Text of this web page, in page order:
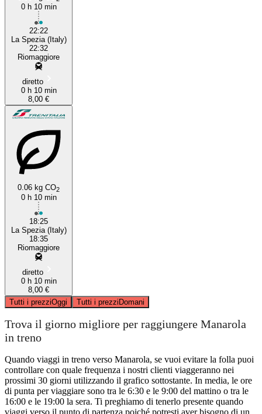
0 h 10 min
22:22
La Spezia (Italy)
22:32
Riomaggiore
diretto
0 h 10 min
8,00 €
0.06 kg CO2
0 h 10 min
18:25
La Spezia (Italy)
18:35
Riomaggiore
diretto
0 h 10 min
8,00 €
Tutti i prezziOggi Tutti i prezziDomani
Trova il giorno migliore per raggiungere Manarola
in treno
Quando viaggi in treno verso Manarola, se vuoi evitare la folla puoi
controllare con quale frequenza i nostri clienti viaggeranno nei
prossimi 30 giorni utilizzando il grafico sottostante. In media, le ore
di punta per viaggiare sono tra le 6:30 e le 9:00 del mattino o tra le
16:00 e le 19:00 la sera. Ti preghiamo di tenerlo presente quando
viaggi verso il punto di partenza poiché potresti aver bisogno di un